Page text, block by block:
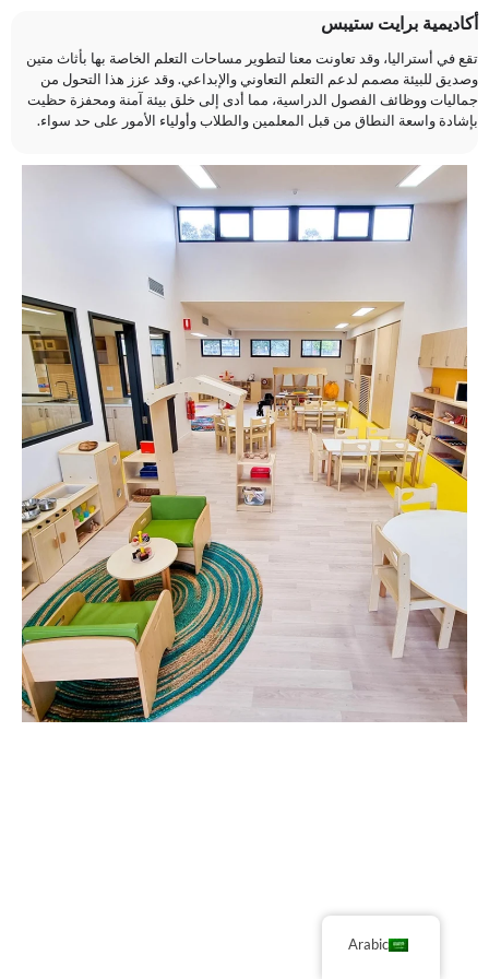
أكاديمية برايت ستيبس
تقع في أستراليا، وقد تعاونت معنا لتطوير مساحات التعلم الخاصة بها بأثاث متين
وصديق للبيئة مصمم لدعم التعلم التعاوني والإبداعي. وقد عزز هذا التحول من
جماليات ووظائف الفصول الدراسية، مما أدى إلى خلق بيئة آمنة ومحفزة حظيت
بإشادة واسعة النطاق من قبل المعلمين والطلاب وأولياء الأمور على حد سواء.
Arabic